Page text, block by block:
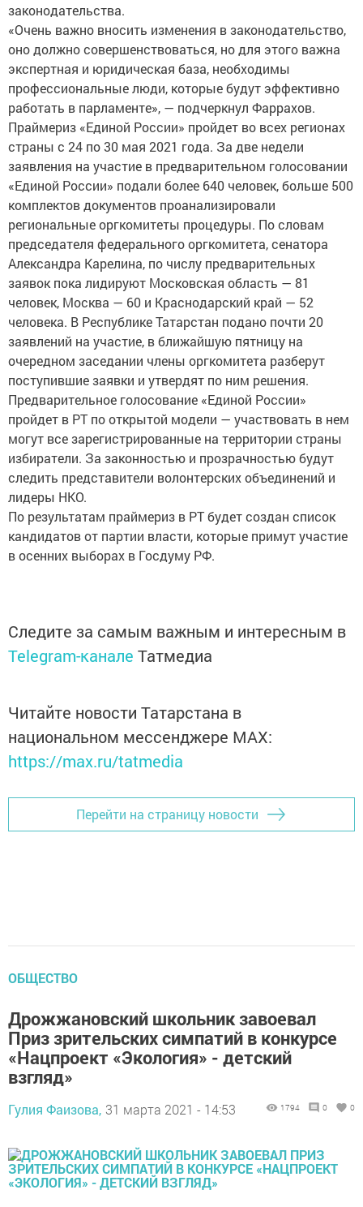
законодательства.
«Очень важно вносить изменения в законодательство,
оно должно совершенствоваться, но для этого важна
экспертная и юридическая база, необходимы
профессиональные люди, которые будут эффективно
работать в парламенте», — подчеркнул Фаррахов.
Праймериз «Единой России» пройдет во всех регионах
страны с 24 по 30 мая 2021 года. За две недели
заявления на участие в предварительном голосовании
«Единой России» подали более 640 человек, больше 500
комплектов документов проанализировали
региональные оргкомитеты процедуры. По словам
председателя федерального оргкомитета, сенатора
Александра Карелина, по числу предварительных
заявок пока лидируют Московская область — 81
человек, Москва — 60 и Краснодарский край — 52
человека. В Республике Татарстан подано почти 20
заявлений на участие, в ближайшую пятницу на
очередном заседании члены оргкомитета разберут
поступившие заявки и утвердят по ним решения.
Предварительное голосование «Единой России»
пройдет в РТ по открытой модели — участвовать в нем
могут все зарегистрированные на территории страны
избиратели. За законностью и прозрачностью будут
следить представители волонтерских объединений и
лидеры НКО.
По результатам праймериз в РТ будет создан список
кандидатов от партии власти, которые примут участие
в осенних выборах в Госдуму РФ.
Следите за самым важным и интересным в
Telegram-канале Татмедиа
Читайте новости Татарстана в
национальном мессенджере MАХ:
https://max.ru/tatmedia
Перейти на страницу новости
ОБЩЕСТВО
Дрожжановский школьник завоевал
Приз зрительских симпатий в конкурсе
«Нацпроект «Экология» - детский
взгляд»
Гулия Фаизова, 31 марта 2021 - 14:53 1794 0 0